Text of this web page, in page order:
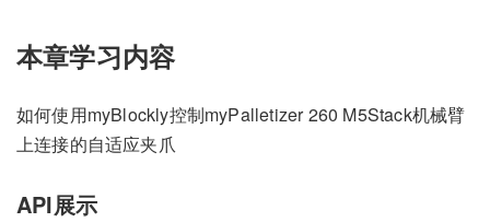
本章学习内容
如何使用myBlockly控制myPalletizer 260 M5Stack机械臂
上连接的自适应夹爪
API展示